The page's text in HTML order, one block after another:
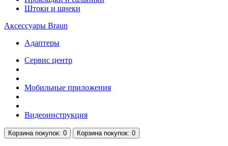
Штоки и шнеки
Аксессуары Braun
Адаптеры
Сервис центр
Мобильные приложения
Видеоинструкция
Корзинапокупок: 0 Корзинапокупок: 0